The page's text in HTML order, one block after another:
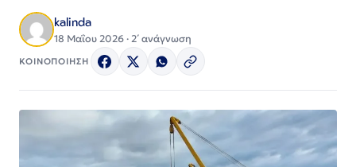
kalinda
18 Μαΐου 2026 · 2΄ ανάγνωση
ΚΟΙΝΟΠΟΙΗΣΗ